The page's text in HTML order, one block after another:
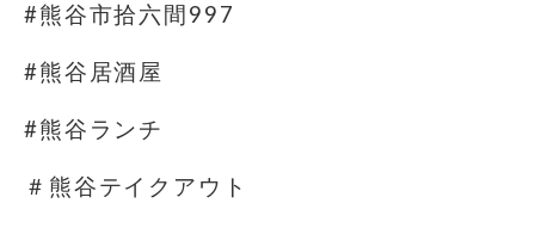
#熊谷市拾六間997
#熊谷居酒屋
#熊谷ランチ
＃熊谷テイクアウト